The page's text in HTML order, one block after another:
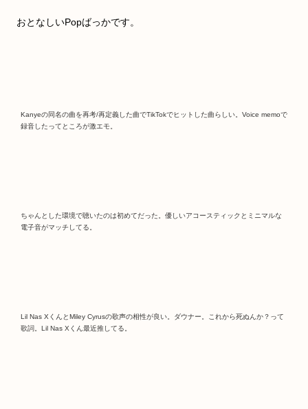
おとなしいPopばっかです。
Kanyeの同名の曲を再考/再定義した曲でTikTokでヒットした曲らしい。Voice memoで
録音したってところが激エモ。
ちゃんとした環境で聴いたのは初めてだった。優しいアコースティックとミニマルな
電子音がマッチしてる。
Lil Nas XくんとMiley Cyrusの歌声の相性が良い。ダウナー。これから死ぬんか？って
歌詞。Lil Nas Xくん最近推してる。